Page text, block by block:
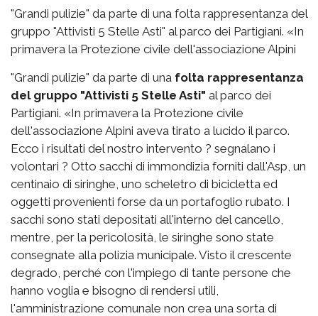
"Grandi pulizie" da parte di una folta rappresentanza del
gruppo "Attivisti 5 Stelle Asti" al parco dei Partigiani. «In
primavera la Protezione civile dell'associazione Alpini
"Grandi pulizie" da parte di una folta rappresentanza
del gruppo "Attivisti 5 Stelle Asti" al parco dei
Partigiani. «In primavera la Protezione civile
dell'associazione Alpini aveva tirato a lucido il parco.
Ecco i risultati del nostro intervento ? segnalano i
volontari ? Otto sacchi di immondizia forniti dall'Asp, un
centinaio di siringhe, uno scheletro di bicicletta ed
oggetti provenienti forse da un portafoglio rubato. I
sacchi sono stati depositati all'interno del cancello,
mentre, per la pericolosità, le siringhe sono state
consegnate alla polizia municipale. Visto il crescente
degrado, perché con l'impiego di tante persone che
hanno voglia e bisogno di rendersi utili,
l'amministrazione comunale non crea una sorta di